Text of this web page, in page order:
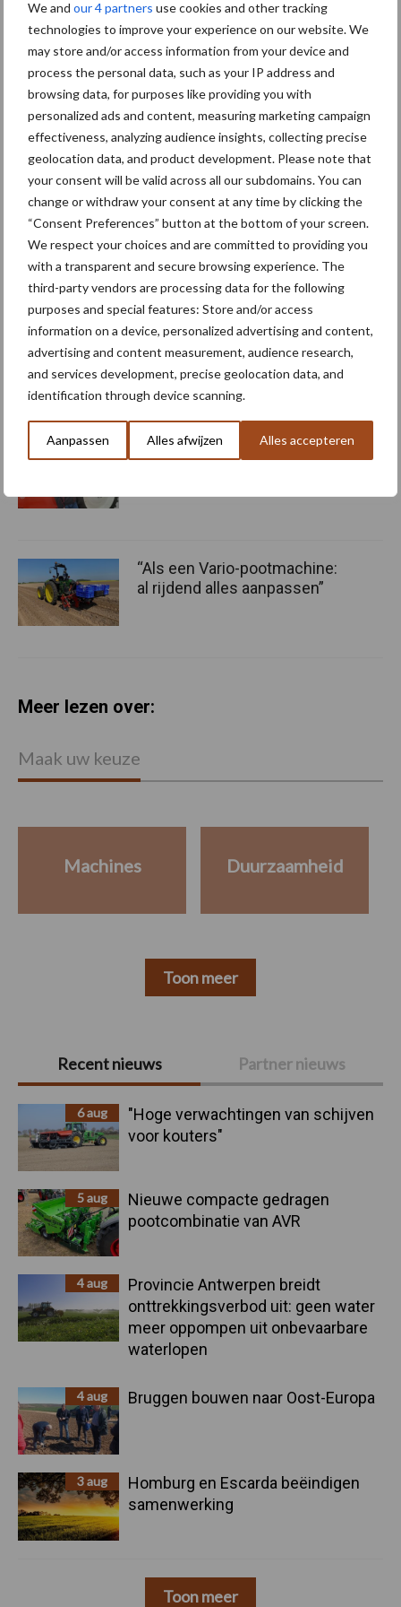
We and our 4 partners use cookies and other tracking
technologies to improve your experience on our website. We
may store and/or access information from your device and
process the personal data, such as your IP address and
browsing data, for purposes like providing you with
personalized ads and content, measuring marketing campaign
effectiveness, analyzing audience insights, collecting precise
geolocation data, and product development. Please note that
your consent will be valid across all our subdomains. You can
change or withdraw your consent at any time by clicking the
“Consent Preferences” button at the bottom of your screen.
We respect your choices and are committed to providing you
with a transparent and secure browsing experience. The
third-party vendors are processing data for the following
purposes and special features: Store and/or access
information on a device, personalized advertising and content,
advertising and content measurement, audience research,
and services development, precise geolocation data, and
identification through device scanning.
Aanpassen Alles afwijzen Alles accepteren
Bron:Dewulf
Primaire
Sidebar
Recent nieuws Partner nieuws
6 aug
"Hoge verwachtingen van schijven
voor kouters"
5 aug
Nieuwe compacte gedragen
pootcombinatie van AVR
4 aug
Provincie Antwerpen breidt
onttrekkingsverbod uit: geen water
meer oppompen uit onbevaarbare
waterlopen
4 aug Bruggen bouwen naar Oost-Europa
3 aug
Homburg en Escarda beëindigen
samenwerking
Toon meer
Meer artikelen over pootmachine
Alles in één pootcombinatie
met volop slimme
sensoriek
“Het hele jaar door alle
“Als een Vario-pootmachine:
al rijdend alles aanpassen”
Meer lezen over:
Maak uw keuze
Machines Duurzaamheid
Toon meer